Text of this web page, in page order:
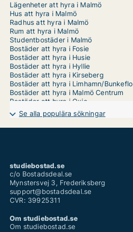
Lägenheter att hyra i Malmö
Hus att hyra i Malmö
Radhus att hyra i Malmö
Rum att hyra i Malmö
Studentbostäder i Malmö
Bostäder att hyra i Fosie
Bostäder att hyra i Husie
Bostäder att hyra i Hyllie
Bostäder att hyra i Kirseberg
Bostäder att hyra i Limhamn/Bunkeflo
Bostäder att hyra i Malmö Centrum
Bostäder att hyra i Oxie
Bostäder att hyra i Rosengård
Bostäder att hyra i Sofielund
Se alla populära sökningar
studiebostad.se
c/o Bostadsdeal.se
Mynstersvej 3, Frederiksberg
support@bostadsdeal.se
CVR: 39925311
Om studiebostad.se
Om studiebostad.se